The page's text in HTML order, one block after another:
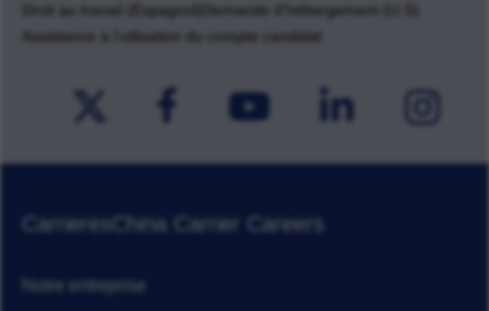
Droit au travail (Espagnol)
Demande d'hébergement (U.S)
Assistance à l'utlisation du compte candidat
CarrieresChina Carrier Careers
Notre entreprise